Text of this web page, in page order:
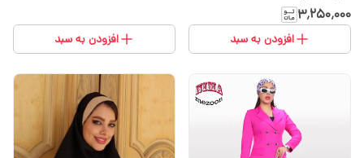
۳٬۲۵۰٬۰۰۰
افزودن به سبد افزودن به سبد